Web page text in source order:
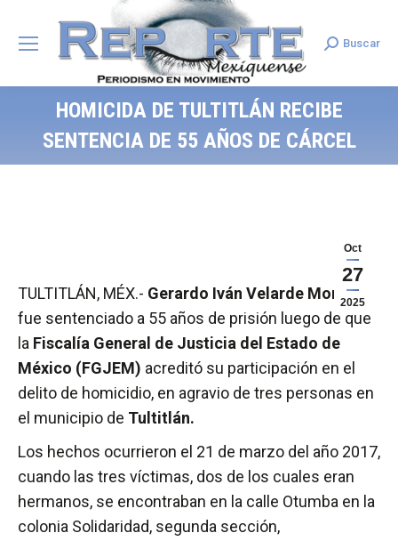
Search:
Buscar
HOMICIDA DE TULTITLÁN RECIBE
SENTENCIA DE 55 AÑOS DE CÁRCEL
Oct
27
2025
TULTITLÁN, MÉX.- Gerardo Iván Velarde Monreal
fue sentenciado a 55 años de prisión luego de que
la Fiscalía General de Justicia del Estado de
México (FGJEM) acreditó su participación en el
delito de homicidio, en agravio de tres personas en
el municipio de Tultitlán.
Los hechos ocurrieron el 21 de marzo del año 2017,
cuando las tres víctimas, dos de los cuales eran
hermanos, se encontraban en la calle Otumba en la
colonia Solidaridad, segunda sección,